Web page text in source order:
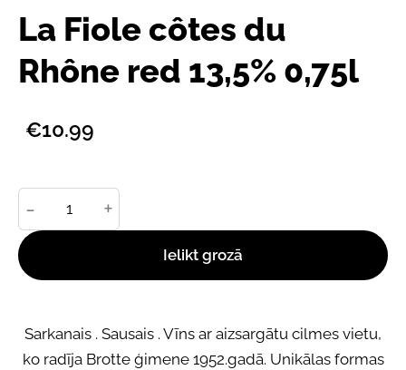
La Fiole côtes du
Rhône red 13,5% 0,75l
€10.99
- +
Ielikt grozā
Sarkanais . Sausais . Vīns ar aizsargātu cilmes vietu,
ko radīja Brotte ģimene 1952.gadā. Unikālas formas